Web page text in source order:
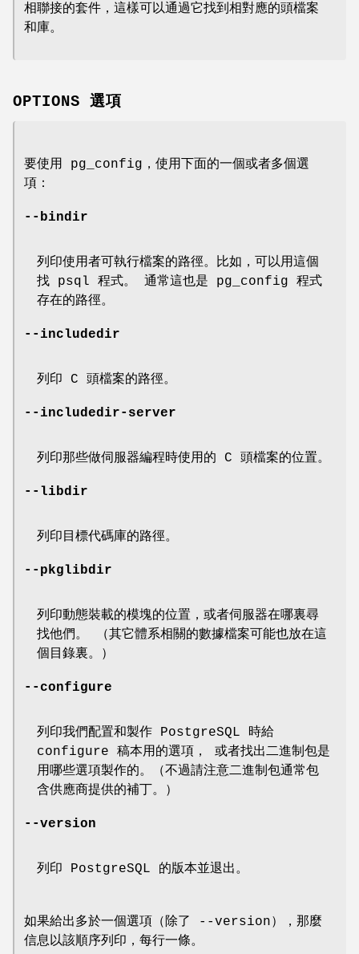
相聯接的套件，這樣可以通過它找到相對應的頭檔案
和庫。
OPTIONS 選項
要使用 pg_config，使用下面的一個或者多個選
項：
--bindir
列印使用者可執行檔案的路徑。比如，可以用這個
找 psql 程式。 通常這也是 pg_config 程式
存在的路徑。
--includedir
列印 C 頭檔案的路徑。
--includedir-server
列印那些做伺服器編程時使用的 C 頭檔案的位置。
--libdir
列印目標代碼庫的路徑。
--pkglibdir
列印動態裝載的模塊的位置，或者伺服器在哪裏尋
找他們。 （其它體系相關的數據檔案可能也放在這
個目錄裏。）
--configure
列印我們配置和製作 PostgreSQL 時給
configure 稿本用的選項， 或者找出二進制包是
用哪些選項製作的。（不過請注意二進制包通常包
含供應商提供的補丁。）
--version
列印 PostgreSQL 的版本並退出。
如果給出多於一個選項（除了 --version），那麼
信息以該順序列印，每行一條。